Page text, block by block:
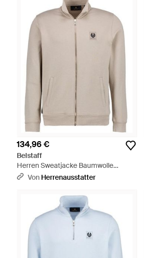
134,96 €
Belstaff
Herren Sweatjacke Baumwolle
Unifarben - Natur
Von Herrenausstatter